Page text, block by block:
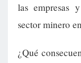
las empresas
sector minero
¿Qué